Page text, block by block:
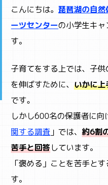
こんにちは。琵琶湖の自
ーツセンターの小学生キ
す。
子育てをする上では、子
を伸ばすために、いかに
です。
しかし600名の保護者に向
関する調査 」では、約6割
苦手と回答しています。
「褒める」ことを苦手と
す。